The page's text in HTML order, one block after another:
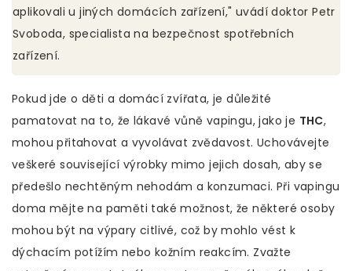
aplikovali u jiných domácích zařízení," uvádí doktor Petr
Svoboda, specialista na bezpečnost spotřebních
zařízení.
Pokud jde o děti a domácí zvířata, je důležité
pamatovat na to, že lákavé vůně vapingu, jako je THC,
mohou přitahovat a vyvolávat zvědavost. Uchovávejte
veškeré související výrobky mimo jejich dosah, aby se
předešlo nechtěným nehodám a konzumaci. Při vapingu
doma mějte na paměti také možnost, že některé osoby
mohou být na výpary citlivé, což by mohlo vést k
dýchacím potížím nebo kožním reakcím. Zvažte